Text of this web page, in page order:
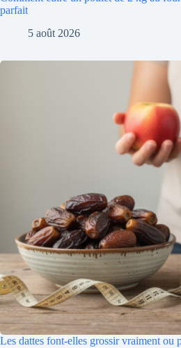
parfait
5 août 2026
Les dattes font-elles grossir vraiment ou